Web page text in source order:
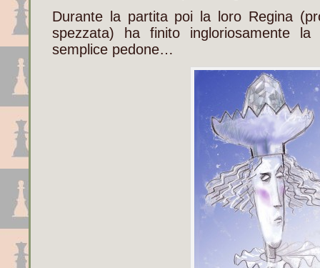
Durante la partita poi la loro Regina
spezzata) ha finito ingloriosamente
semplice pedone…